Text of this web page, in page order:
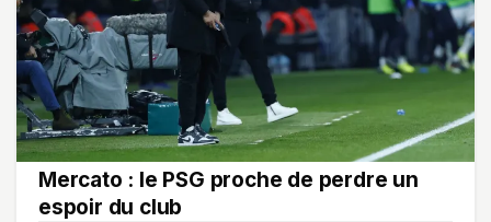
Mercato : le PSG proche de perdre un
espoir du club